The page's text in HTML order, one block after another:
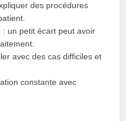
des procédures
: un petit écart peut avoir
avec des cas difficiles et
constante avec